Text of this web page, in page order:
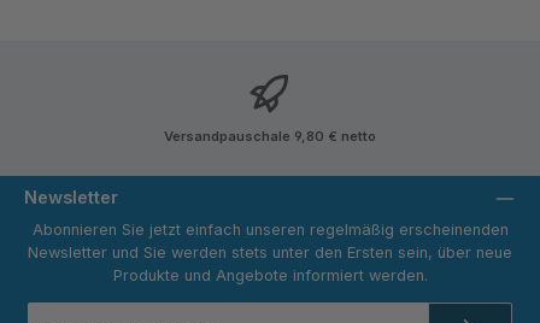
Versandpauschale 9,80 € netto
Newsletter
Abonnieren Sie jetzt einfach unseren regelmäßig erscheinenden
Newsletter und Sie werden stets unter den Ersten sein, über neue
Produkte und Angebote informiert werden.